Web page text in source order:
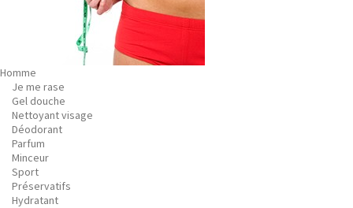
Homme
Je me rase
Gel douche
Nettoyant visage
Déodorant
Parfum
Minceur
Sport
Préservatifs
Hydratant